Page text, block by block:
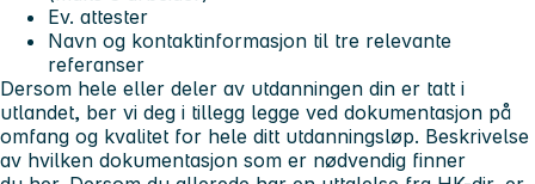
Ev. attester
Navn og kontaktinformasjon til tre relevante
referanser
Dersom hele eller deler av utdanningen din er tatt i
utlandet, ber vi deg i tillegg legge ved dokumentasjon på
omfang og kvalitet for hele ditt utdanningsløp. Beskrivelse
av hvilken dokumentasjon som er nødvendig finner